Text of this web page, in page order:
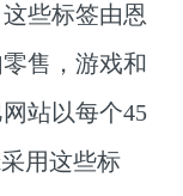
些标签由恩
售，游戏和
站以每个45
用这些标